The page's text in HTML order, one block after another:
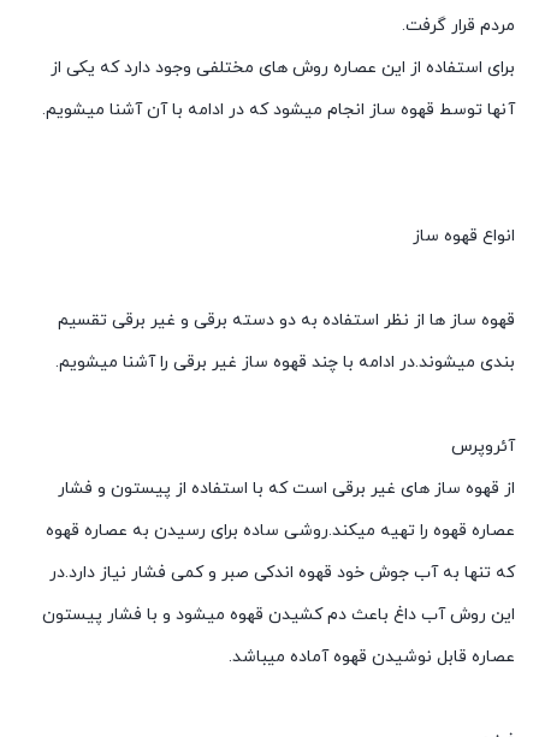
مردم قرار گرفت.
برای استفاده از این عصاره روش های مختلفی وجود دارد که یکی از
آنها توسط قهوه ساز انجام میشود که در ادامه با آن آشنا میشویم.
انواع قهوه ساز
قهوه ساز ها از نظر استفاده به دو دسته برقی و غیر برقی تقسیم
بندی میشوند.در ادامه با چند قهوه ساز غیر برقی را آشنا میشویم.
آئروپرس
از قهوه ساز های غیر برقی است که با استفاده از پیستون و فشار
عصاره قهوه را تهیه میکند.روشی ساده برای رسیدن به عصاره قهوه
که تنها به آب جوش خود قهوه اندکی صبر و کمی فشار نیاز دارد.در
این روش آب داغ باعث دم کشیدن قهوه میشود و با فشار پیستون
عصاره قابل نوشیدن قهوه آماده میباشد.